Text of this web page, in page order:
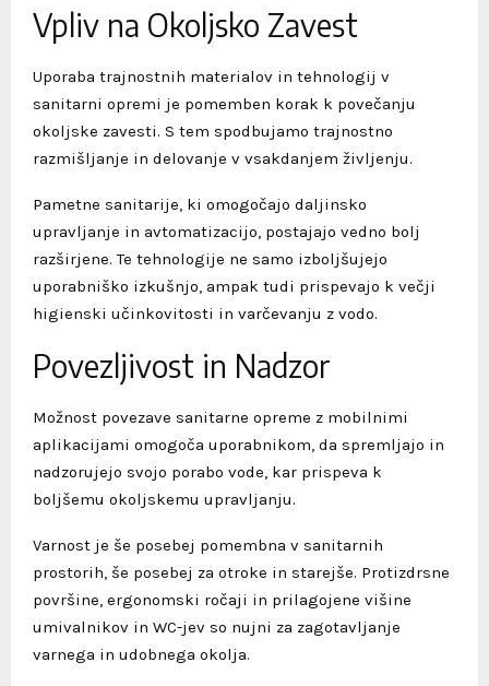
Vpliv na Okoljsko Zavest
Uporaba trajnostnih materialov in tehnologij v
sanitarni opremi je pomemben korak k povečanju
okoljske zavesti. S tem spodbujamo trajnostno
razmišljanje in delovanje v vsakdanjem življenju.
Pametne sanitarije, ki omogočajo daljinsko
upravljanje in avtomatizacijo, postajajo vedno bolj
razširjene. Te tehnologije ne samo izboljšujejo
uporabniško izkušnjo, ampak tudi prispevajo k večji
higienski učinkovitosti in varčevanju z vodo.
Povezljivost in Nadzor
Možnost povezave sanitarne opreme z mobilnimi
aplikacijami omogoča uporabnikom, da spremljajo in
nadzorujejo svojo porabo vode, kar prispeva k
boljšemu okoljskemu upravljanju.
Varnost je še posebej pomembna v sanitarnih
prostorih, še posebej za otroke in starejše. Protizdrsne
površine, ergonomski ročaji in prilagojene višine
umivalnikov in WC-jev so nujni za zagotavljanje
varnega in udobnega okolja.